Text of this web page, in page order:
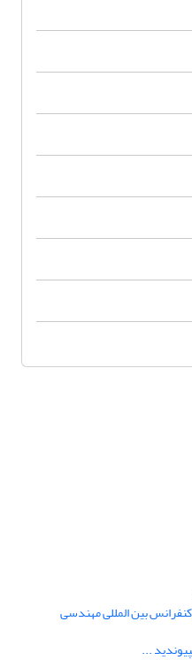
بین المللی مهندسی
...